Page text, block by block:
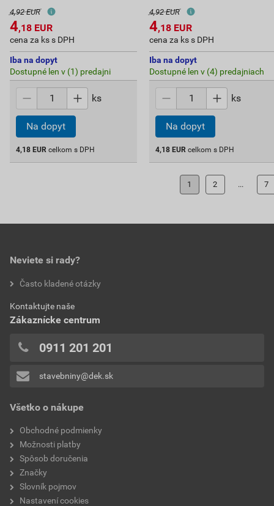
4,92 EUR
4,18 EUR
cena za ks s DPH
Iba na dopyt
Dostupné len v (1) predajni
ks
Na dopyt
4,18 EUR celkom s DPH
4,92 EUR
4,18EUR
cena za ks s DPH
Iba na dopyt
Dostupné len v (4) predajniach
ks
Na dopyt
4,18 EUR celkom s DPH
1 2 ... 7
Všetko o nákupe
Obchodné podmienky
Možnosti platby
Spôsob doručenia
Značky
Slovník pojmov
Nastavení cookies
Neviete si rady?
Často kladené otázky
Kontaktujte naše
Zákaznícke centrum
0911 201 201
stavebniny@dek.sk